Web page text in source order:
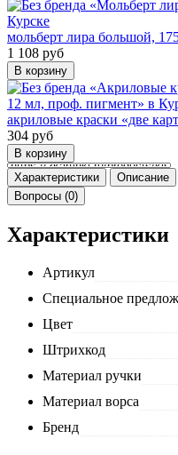
мольберт лира большой,
1 108 руб
акриловые краски «две
304 руб
Характеристики Описание
Вопросы (0)
Характеристики
Артикул
Специальное
Цвет
Штрихкод
Материал ручки
Материал ворса
Бренд